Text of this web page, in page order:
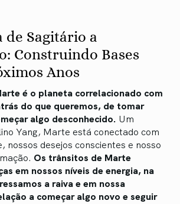
de Sagitário a
Construindo Bases
Anos
é o planeta correlacionado com
do que queremos, de tomar
algo desconhecido. Um
Yang, Marte está conectado com
nossos desejos conscientes e nosso
Os trânsitos de Marte
em nossos níveis de energia, na
a raiva e em nossa
a começar algo novo e seguir